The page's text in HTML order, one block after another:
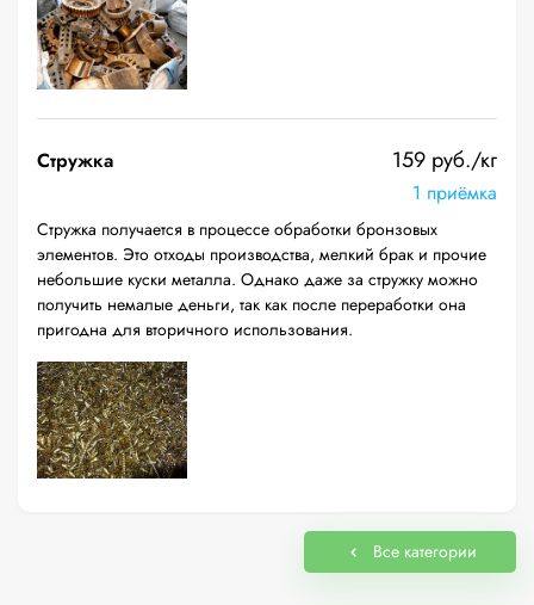
Стружка 159 руб./кг
1 приёмка
Стружка получается в процессе обработки бронзовых
элементов. Это отходы производства, мелкий брак и прочие
небольшие куски металла. Однако даже за стружку можно
получить немалые деньги, так как после переработки она
пригодна для вторичного использования.
Все категории